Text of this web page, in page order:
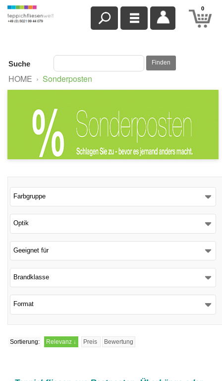
0
Suche Finden
HOME › Sonderposten
Farbgruppe
Optik
Geeignet für
Brandklasse
Format
Sortierung: Relevanz ↓ Preis Bewertung